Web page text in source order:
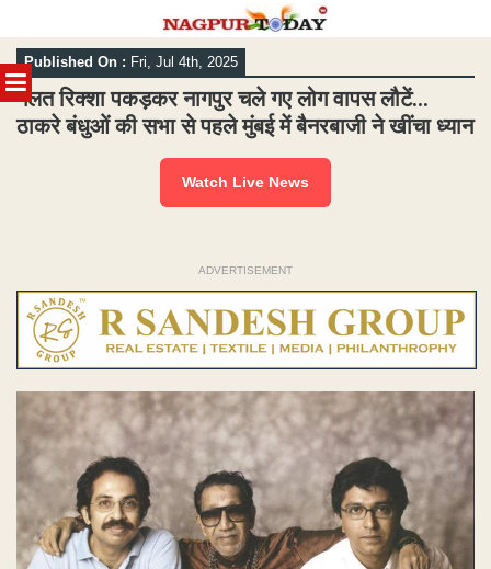
MENU
Skip
to
content
Published On : Fri, Jul 4th, 2025
गलत रिक्शा पकड़कर नागपुर चले गए लोग वापस लौटें…
ठाकरे बंधुओं की सभा से पहले मुंबई में बैनरबाजी ने खींचा ध्यान
Watch Live News
ADVERTISEMENT